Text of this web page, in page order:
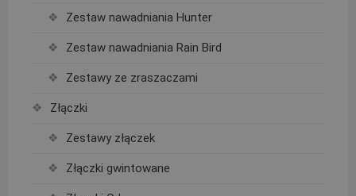
Zestaw nawadniania Hunter
Zestaw nawadniania Rain Bird
Zestawy ze zraszaczami
Złączki
Zestawy złączek
Złączki gwintowane